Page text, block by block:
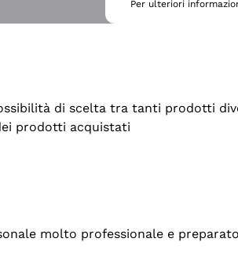
di scelta tra tanti prodotti
prodotti acquistati
molto professionale e
Per ulteriori